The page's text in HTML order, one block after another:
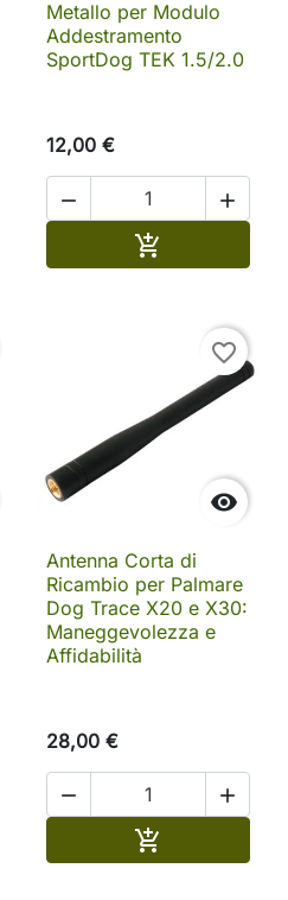
Metallo per Modulo
Addestramento
SportDog TEK 1.5/2.0
12,00 €
 


favorite_border
Antenna Corta di
Ricambio per Palmare
Dog Trace X20 e X30:
Maneggevolezza e
Affidabilità
28,00 €
 
